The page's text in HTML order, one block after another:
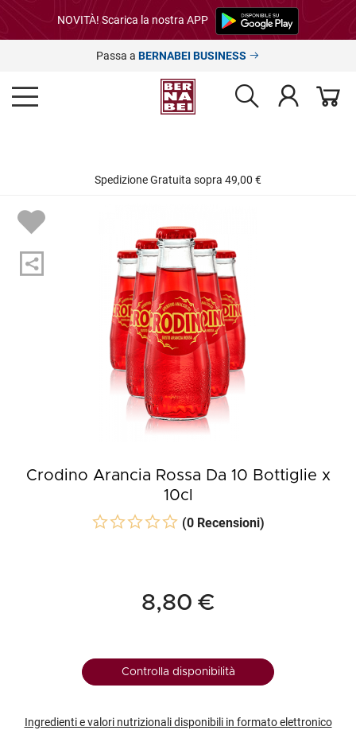
NOVITÀ! Scarica la nostra APP
Passa a BERNABEI BUSINESS
Spedizione Gratuita sopra 49,00 €
Crodino Arancia Rossa Da 10 Bottiglie x
10cl
(0 Recensioni)
8,80 €
Controlla disponibilità
Ingredienti e valori nutrizionali disponibili in formato elettronico